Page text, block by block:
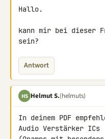
Hallo.
kann mir bei dieser
sein?
Antwort
HS Helmut S.(helmuts)
In deinem PDF
Audio Verstärker ICs